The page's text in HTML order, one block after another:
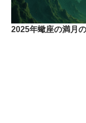
2025年蠍座の満月